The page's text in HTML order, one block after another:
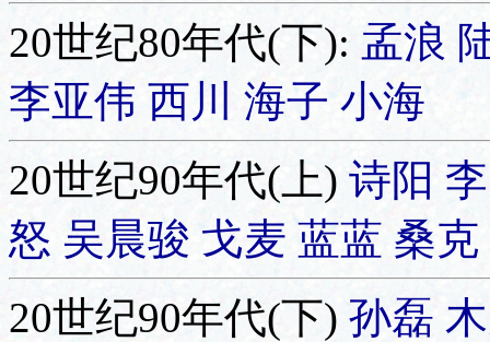
20世纪80年代(下): 孟浪
李亚伟 西川 海子小海
20世纪90年代(上)诗阳
怒 吴晨骏戈麦蓝蓝 桑克
20世纪90年代(下)孙磊